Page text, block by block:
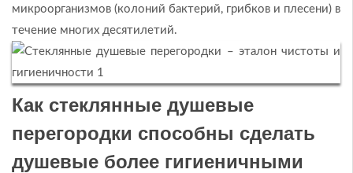
микроорганизмов (колоний бактерий, грибков и плесени) в
течение многих десятилетий.
Как стеклянные душевые
перегородки способны сделать
душевые более гигиеничными